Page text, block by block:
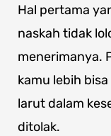
Hal pertama
naskah tidak
menerimanya.
kamu lebih
larut dalam
ditolak.